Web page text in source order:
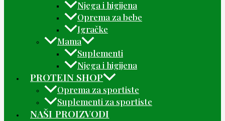
Njega i higijena
Oprema za bebe
Igračke
Mama
Suplementi
Njega i higijena
PROTEIN SHOP
Oprema za sportiste
Suplementi za sportiste
NAŠI PROIZVODI